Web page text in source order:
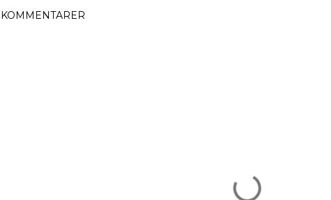
KOMMENTARER